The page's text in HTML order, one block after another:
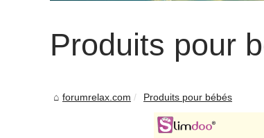
Produits pour
forumrelax.com Produits pour bébés